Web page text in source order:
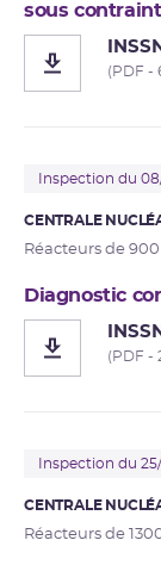
sous
(PDF -
Inspection du
CENTRALE
Réacteurs de
Diagnostic
(PDF -
Inspection du
CENTRALE
Réacteurs de